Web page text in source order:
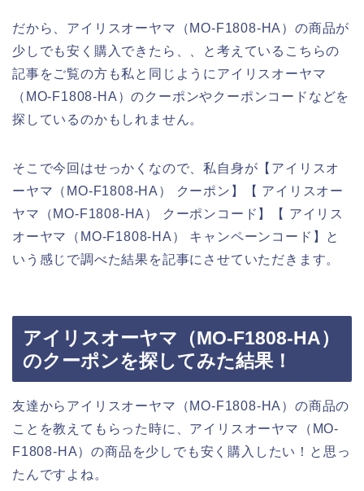
だから、アイリスオーヤマ（MO-F1808-HA）の商品が
少しでも安く購入できたら、、と考えているこちらの
記事をご覧の方も私と同じようにアイリスオーヤマ
（MO-F1808-HA）のクーポンやクーポンコードなどを
探しているのかもしれません。
そこで今回はせっかくなので、私自身が【アイリスオ
ーヤマ（MO-F1808-HA） クーポン】【 アイリスオー
ヤマ（MO-F1808-HA） クーポンコード】【 アイリス
オーヤマ（MO-F1808-HA） キャンペーンコード】と
いう感じで調べた結果を記事にさせていただきます。
アイリスオーヤマ（MO-F1808-HA）
のクーポンを探してみた結果！
友達からアイリスオーヤマ（MO-F1808-HA）の商品の
ことを教えてもらった時に、アイリスオーヤマ（MO-
F1808-HA）の商品を少しでも安く購入したい！と思っ
たんですよね。